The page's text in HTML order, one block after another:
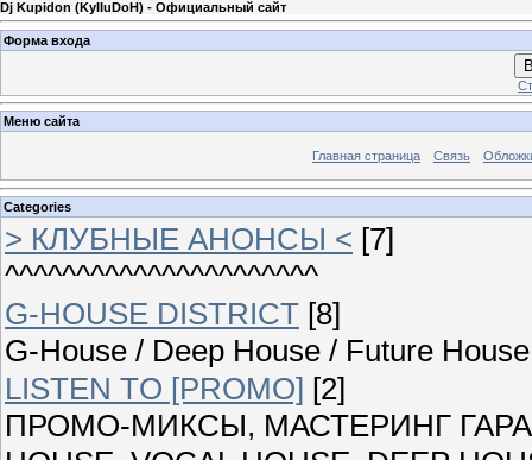
Dj Kupidon (KyIIuDoH) - Официальный сайт
Форма входа
Меню сайта
Главная страница Связь
Categories
> КЛУБНЫЕ АНОНСЫ < [7]
^^^^^^^^^^^^^^^^^^^^^^
G-HOUSE DISTRICT [8]
G-House / Deep House / Future
LISTEN TO [PROMO] [2]
ПРОМО-МИКСЫ, МАСТЕРИНГ